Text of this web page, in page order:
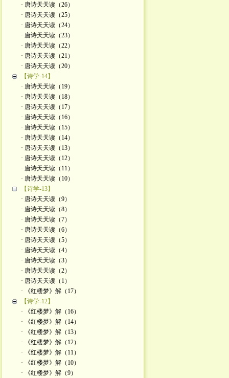
· 唐诗天天读（26）
· 唐诗天天读（25）
· 唐诗天天读（24）
· 唐诗天天读（23）
· 唐诗天天读（22）
· 唐诗天天读（21）
· 唐诗天天读（20）
【诗学-14】
· 唐诗天天读（19）
· 唐诗天天读（18）
· 唐诗天天读（17）
· 唐诗天天读（16）
· 唐诗天天读（15）
· 唐诗天天读（14）
· 唐诗天天读（13）
· 唐诗天天读（12）
· 唐诗天天读（11）
· 唐诗天天读（10）
【诗学-13】
· 唐诗天天读（9）
· 唐诗天天读（8）
· 唐诗天天读（7）
· 唐诗天天读（6）
· 唐诗天天读（5）
· 唐诗天天读（4）
· 唐诗天天读（3）
· 唐诗天天读（2）
· 唐诗天天读（1）
· 《红楼梦》解（17）
【诗学-12】
· 《红楼梦》解（16）
· 《红楼梦》解（14）
· 《红楼梦》解（13）
· 《红楼梦》解（12）
· 《红楼梦》解（11）
· 《红楼梦》解（10）
· 《红楼梦》解（9）